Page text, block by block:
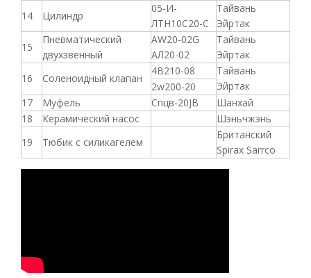
14 Цилиндр
05-И-
ЛТН10С20-С
Тайвань
Эйртак
15
Пневматический
двухзвенный
AW20-02G
АЛ20-02
Тайвань
Эйртак
16
Соленоидный клапан
4В210-08
Тайвань
Эйртак
2w200-20
17
Муфель Спцв-20JB
Шанхай
18
Керамический насос
Шэньчжэнь
19
Тюбик с силикагелем
Британский
Spirax Sarrco